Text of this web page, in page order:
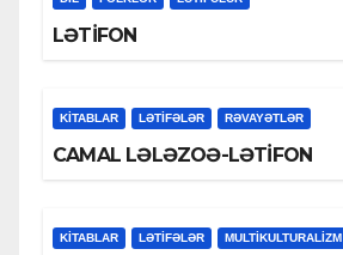
LƏTİFON
KİTABLAR LƏTIFƏLƏR RƏVAYƏTLƏR
CAMAL LƏLƏZOƏ-LƏTİFON
KİTABLAR LƏTIFƏLƏR MULTIKULTURALIZM